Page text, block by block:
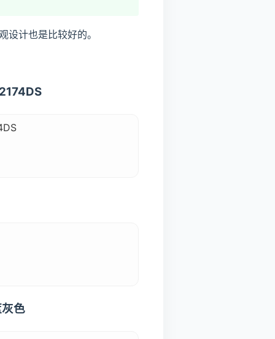
计也是比较好的。
色